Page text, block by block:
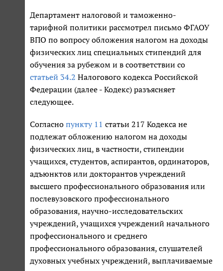
Департамент налоговой и таможенно-
тарифной политики рассмотрел письмо ФГАОУ
ВПО по вопросу обложения налогом на доходы
физических лиц специальных стипендий для
обучения за рубежом и в соответствии со
статьей 34.2 Налогового кодекса Российской
Федерации (далее - Кодекс) разъясняет
следующее.
Согласно пункту 11 статьи 217 Кодекса не
подлежат обложению налогом на доходы
физических лиц, в частности, стипендии
учащихся, студентов, аспирантов, ординаторов,
адъюнктов или докторантов учреждений
высшего профессионального образования или
послевузовского профессионального
образования, научно-исследовательских
учреждений, учащихся учреждений начального
профессионального и среднего
профессионального образования, слушателей
духовных учебных учреждений, выплачиваемые